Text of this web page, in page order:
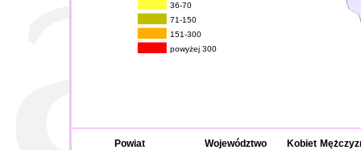
36-70
71-150
151-300
powyżej 300
Powiat Województwo Kobiet